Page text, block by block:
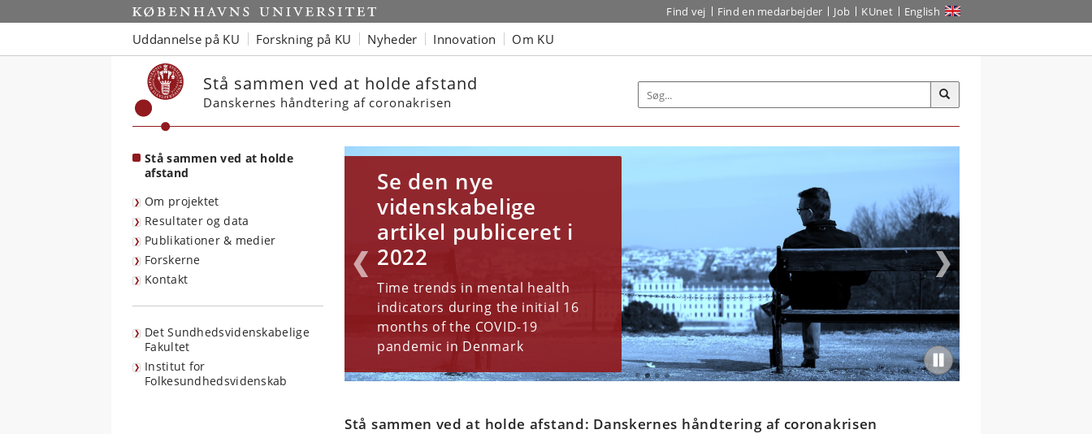
Start Find vej Find en medarbejder Job KUnet English
Uddannelse på KU Forskning på KU Nyheder Innovation Om KU
Stå sammen ved at holde afstand
Danskernes håndtering af coronakrisen
Stå sammen ved at holde
afstand
Om projektet
Resultater og data
Publikationer & medier
Forskerne
Kontakt
Det Sundhedsvidenskabelige
Fakultet
Institut for
Folkesundhedsvidenskab
Stå sammen ved at holde afstand
Se den nye
videnskabelige
artikel publiceret i
2022
Time trends in mental health
indicators during the initial 16
months of the COVID-19
pandemic in Denmark
Påvirker
coronakrisen din
mentale sundhed?
Deltag i projektet
Psykosocial sundhed
blandt personer med
diabetes under
COVID-19 pandemien
Se de nyeste resultater
omhandlende de unge
Stå sammen ved at holde afstand: Danskernes håndtering af coronakrisen